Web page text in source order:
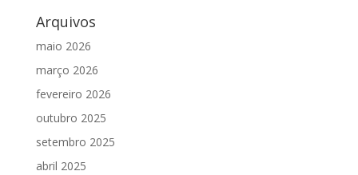
Arquivos
maio 2026
março 2026
fevereiro 2026
outubro 2025
setembro 2025
abril 2025